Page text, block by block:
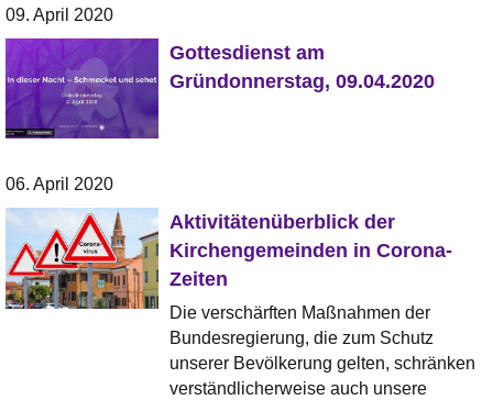
09. April 2020
Gottesdienst am
Gründonnerstag, 09.04.2020
06. April 2020
Aktivitätenüberblick der
Kirchengemeinden in Corona-
Zeiten
Die verschärften Maßnahmen der
Bundesregierung, die zum Schutz
unserer Bevölkerung gelten, schränken
verständlicherweise auch unsere